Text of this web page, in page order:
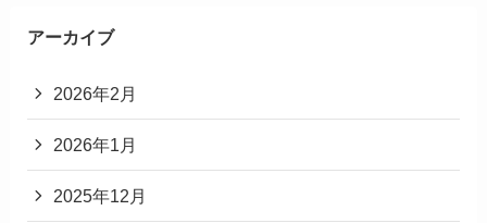
アーカイブ
2026年2月
2026年1月
2025年12月